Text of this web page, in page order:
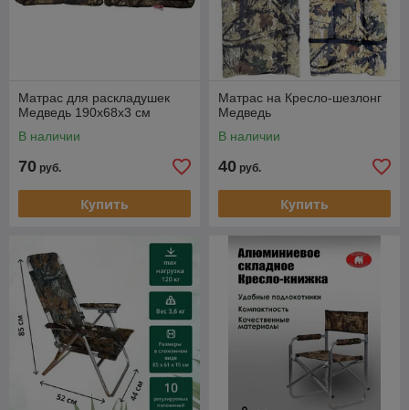
Матрас для раскладушек
Медведь 190x68x3 см
В наличии
70 руб.
Купить
Матрас на Кресло-шезлонг
Медведь
В наличии
40 руб.
Купить